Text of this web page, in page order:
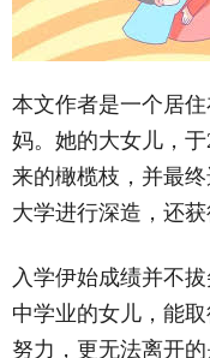
本文作者是一个居
妈。她的大女儿，
来的橄榄枝，并最
大学进行深造，还获
入学伊始成绩并不
中学业的女儿，能
努力，更无法离开